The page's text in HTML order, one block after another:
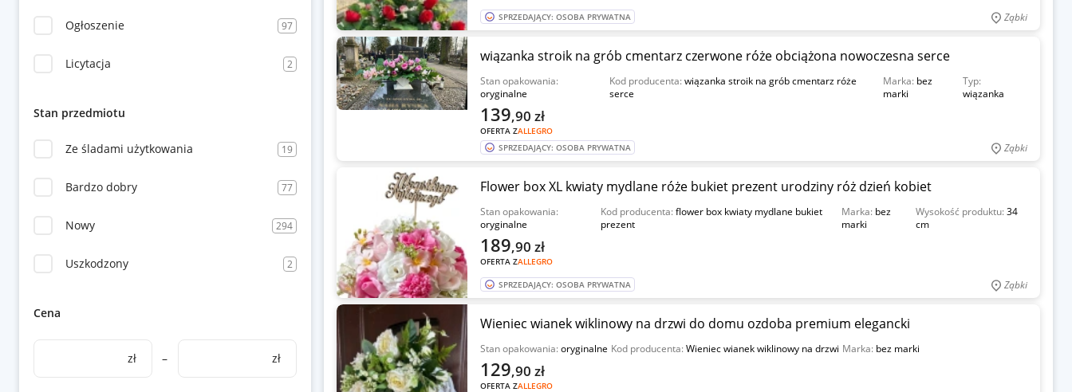
Ogłoszenie 97
Licytacja 2
Stan przedmiotu
Ze śladami użytkowania 19
Bardzo dobry 77
Nowy 294
Uszkodzony 2
Cena
zł – zł
SPRZEDAJĄCY: OSOBA PRYWATNA Ząbki
wiązanka stroik na grób cmentarz czerwone róże obciążona nowoczesna serce
Stan opakowania:
oryginalne
Kod producenta:wiązanka stroik na grób cmentarz róże
serce
Marka: bez
marki
Typ:
wiązanka
OFERTA ZALLEGRO
139,90 zł
SPRZEDAJĄCY: OSOBA PRYWATNA Ząbki
Flower box XL kwiaty mydlane róże bukiet prezent urodziny róż dzień kobiet
Stan opakowania:
oryginalne
Kod producenta:flower box kwiaty mydlane bukiet
prezent
Marka: bez
marki
Wysokość produktu:34
cm
OFERTA ZALLEGRO
189,90 zł
SPRZEDAJĄCY: OSOBA PRYWATNA Ząbki
Wieniec wianek wiklinowy na drzwi do domu ozdoba premium elegancki
Stan opakowania:oryginalne Kod producenta:Wieniec wianek wiklinowy na drzwi Marka: bez marki
OFERTA ZALLEGRO
129,90 zł